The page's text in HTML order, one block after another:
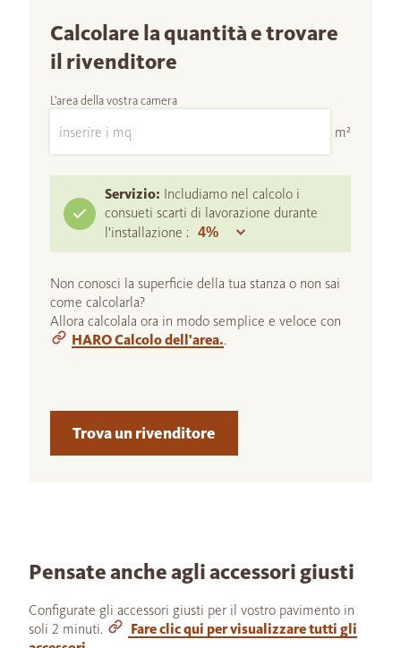
Calcolare la quantità e trovare
il rivenditore
L'area della vostra camera
m²
Servizio: Includiamo nel calcolo i
consueti scarti di lavorazione durante
l'installazione :
Non conosci la superficie della tua stanza o non sai
come calcolarla?
Allora calcolala ora in modo semplice e veloce con
HARO Calcolo dell'area..
Trova un rivenditore
Pensate anche agli accessori giusti
Configurate gli accessori giusti per il vostro pavimento in
soli 2 minuti.
Fare clic qui per visualizzare tutti gli